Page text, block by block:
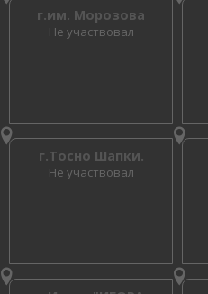
г.им. Морозова
Не участвовал
г.Тосно Шапки.
Не участвовал